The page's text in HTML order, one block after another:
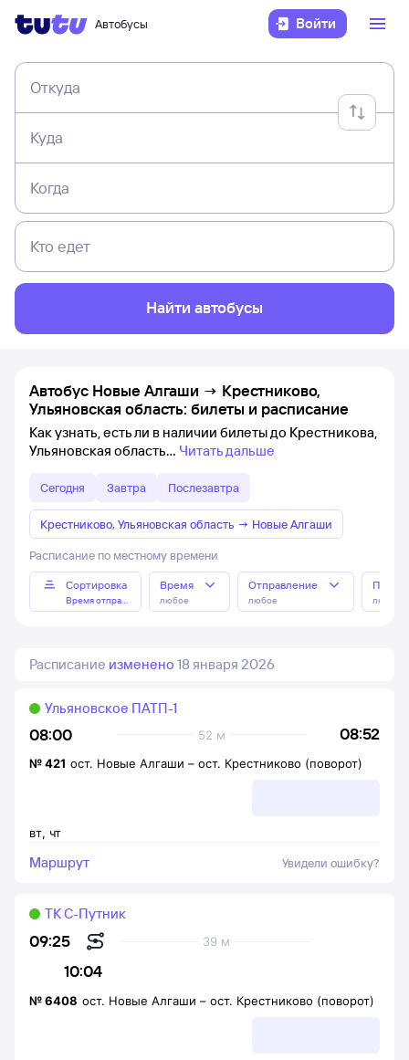
Автобусы Войти
Откуда
Куда
Когда
Кто едет
Найти автобусы
Автобус Новые Алгаши → Крестниково,
Ульяновская область: билеты и расписание
Как узнать, есть ли в наличии билеты до Крестникова,
Ульяновская область
Читать дальше
Сегодня Завтра Послезавтра
Крестниково, Ульяновская область → Новые Алгаши
Расписание по местному времени
Сортировка
Время отправления
Время
любое
Отправление
любое любое
Расписание изменено 18 января 2026
08:00 08:52
52 м
Ульяновское ПАТП-1
вт, чт
№421 ост. Новые Алгаши – ост. Крестниково (поворот)
Маршрут Увидели ошибку?
09:25
10:04
39 м
ТК С-Путник
№6408 ост. Новые Алгаши – ост. Крестниково (поворот)